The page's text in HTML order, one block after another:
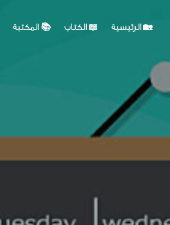
🏡 الرئيسية 📖 الكتاب 📚 المكتبة